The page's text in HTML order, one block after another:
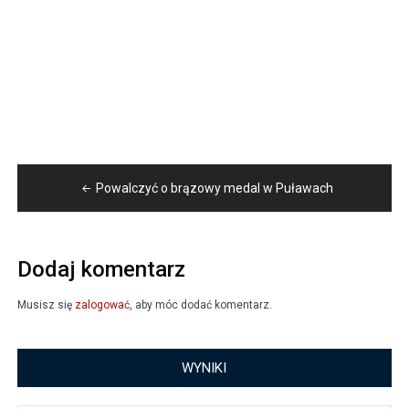
Nawigacja
wpisu
Powalczyć o brązowy medal w Puławach
Dodaj komentarz
Musisz się zalogować, aby móc dodać komentarz.
WYNIKI